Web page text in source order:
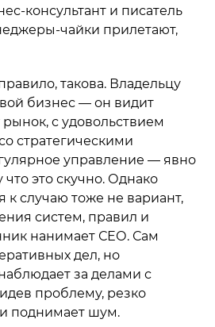
консультант и писатель
чайки прилетают,
такова. Владельцу
бизнес — он видит
рынок, с удовольствием
стратегическими
управление — явно
что это скучно. Однако
к случаю тоже не вариант,
систем, правил и
нанимает СЕО. Сам
дел, но
за делами с
проблему, резко
поднимает шум.